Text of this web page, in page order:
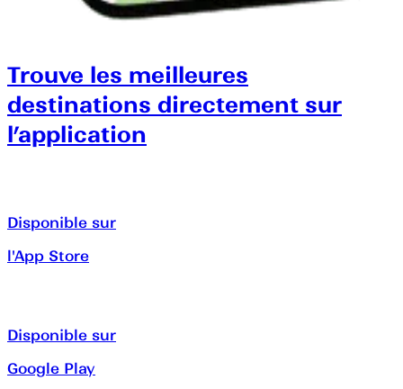
Trouve les meilleures
destinations directement sur
l’application
Disponible sur
l'App Store
Disponible sur
Google Play